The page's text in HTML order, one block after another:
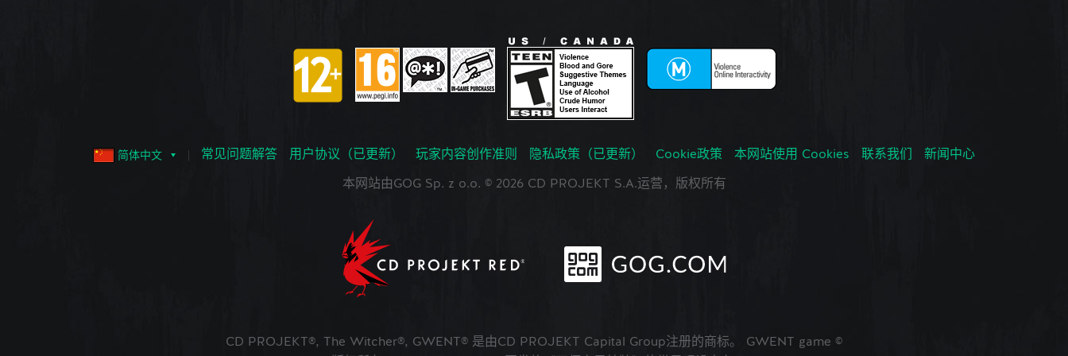
简体中文 常见问题解答 用户协议（已更新） 玩家内容创作准则 隐私政策（已更新） Cookie政策 本网站使用 Cookies 联系我们 新闻中心
本网站由GOG Sp. z o.o. © 2026 CD PROJEKT S.A.运营，版权所有
CD PROJEKT®, The Witcher®, GWENT® 是由CD PROJEKT Capital Group注册的商标。 GWENT game ©